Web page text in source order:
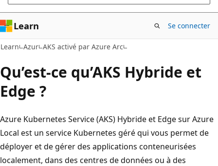
Learn Se connecter
Learn Azur AKS activé par Azure Arc
Qu’est-ce qu’AKS Hybride et
Edge ?
Azure Kubernetes Service (AKS) Hybride et Edge sur Azure
Local est un service Kubernetes géré qui vous permet de
déployer et de gérer des applications conteneurisées
localement, dans des centres de données ou à des